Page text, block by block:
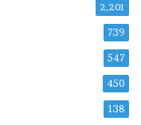
2,201
739
547
450
138